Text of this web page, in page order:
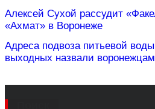
Алексей Сухой рассудит
«Ахмат» в Воронеже
Адреса подвоза питьевой
выходных назвали воронежцам